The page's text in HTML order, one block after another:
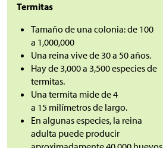
Termitas
Tamaño de una colonia: de 100
a 1,000,000
Una reina vive de 30 a 50 años.
Hay de 3,000 a 3,500 especies de
termitas.
Una termita mide de 4
a 15 milímetros de largo.
En algunas especies, la reina
adulta puede producir